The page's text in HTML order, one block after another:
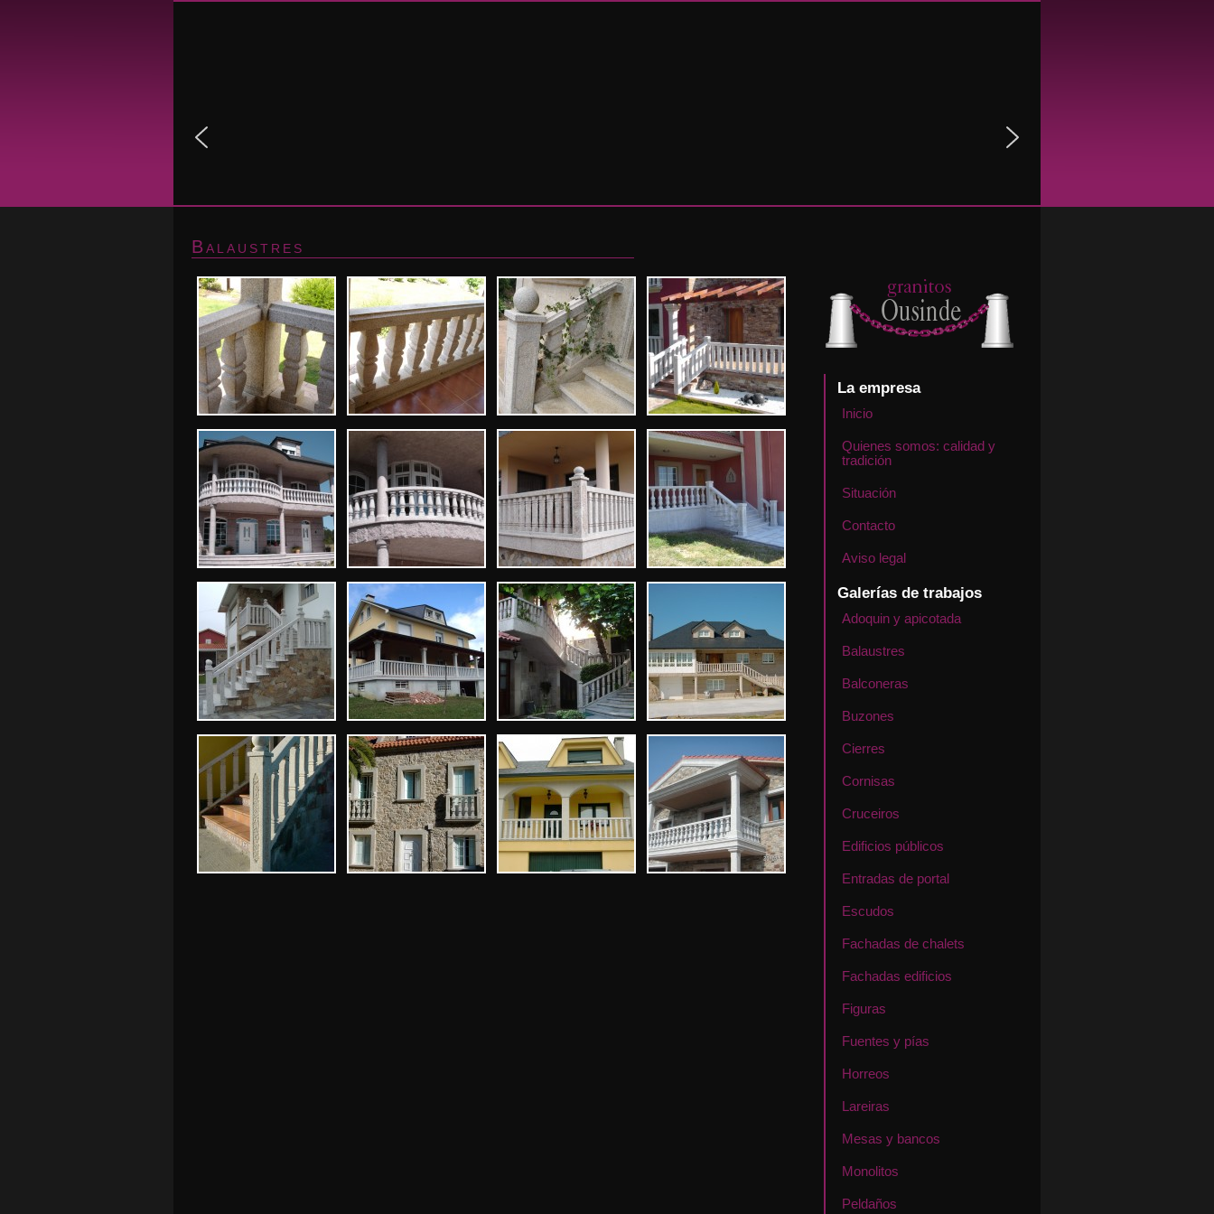
Balaustres
La empresa
Inicio
Quienes somos: calidad y
tradición
Situación
Contacto
Aviso legal
Galerías de trabajos
Adoquin y apicotada
Balaustres
Balconeras
Buzones
Cierres
Cornisas
Cruceiros
Edificios públicos
Entradas de portal
Escudos
Fachadas de chalets
Fachadas edificios
Figuras
Fuentes y pías
Horreos
Lareiras
Mesas y bancos
Monolitos
Peldaños